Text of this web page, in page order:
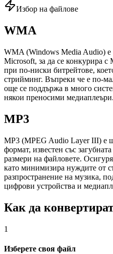
Избор на файлове
WMA
WMA (Windows Media Audio) е
Microsoft, за да се конкурира с
при по-ниски битрейтове,
стрийминг. Въпреки че е по-
още се поддържа в много
някои преносими медиаплеъри.
MP3
MP3 (MPEG Audio Layer III) е
формат, известен със
размери на файловете.
като минимизира нуждите от
разпространение на музика,
цифрови устройства и
Как да
1
Изберете своя файл